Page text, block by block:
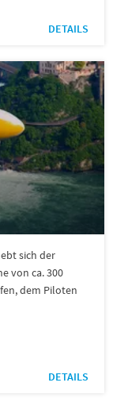
DETAILS
sich der
von ca. 300
dem Piloten
DETAILS